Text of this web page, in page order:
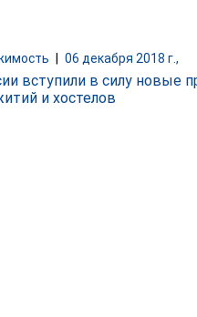
06 декабря 2018 г.,
вступили в силу новые
и хостелов